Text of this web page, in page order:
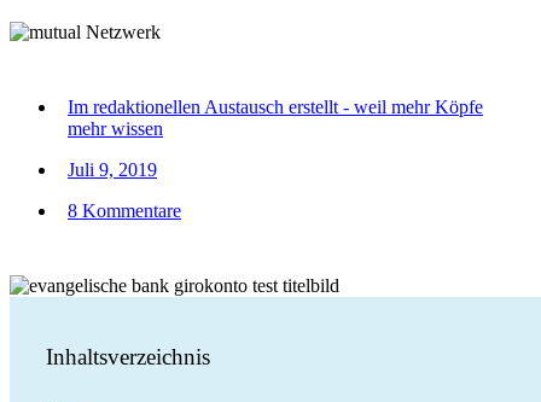
Im redaktionellen Austausch erstellt - weil mehr Köpfe
mehr wissen
Juli 9, 2019
8 Kommentare
Inhaltsverzeichnis